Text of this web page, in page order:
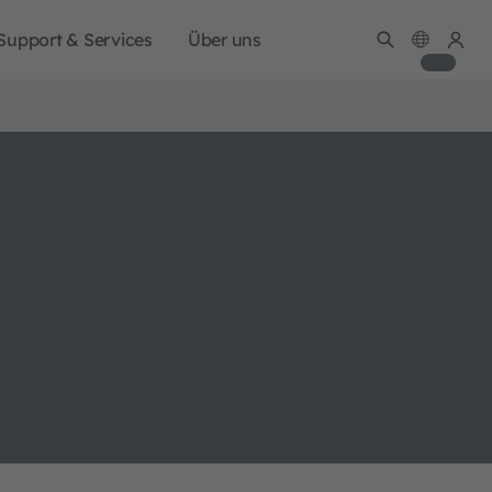
& Services Über uns